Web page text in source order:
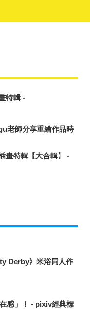
特輯 -
老師分享重繪作品時
畫特輯【大合輯】 -
Derby》米浴同人作
感」！ - pixiv經典標